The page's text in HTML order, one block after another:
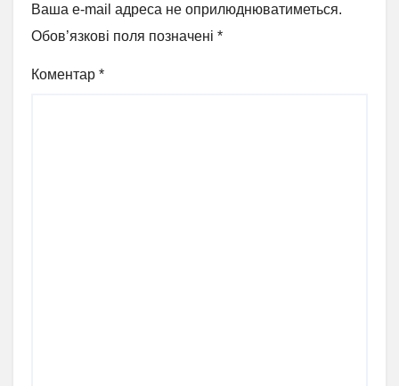
Ваша e-mail адреса не оприлюднюватиметься.
Обов’язкові поля позначені *
Коментар *